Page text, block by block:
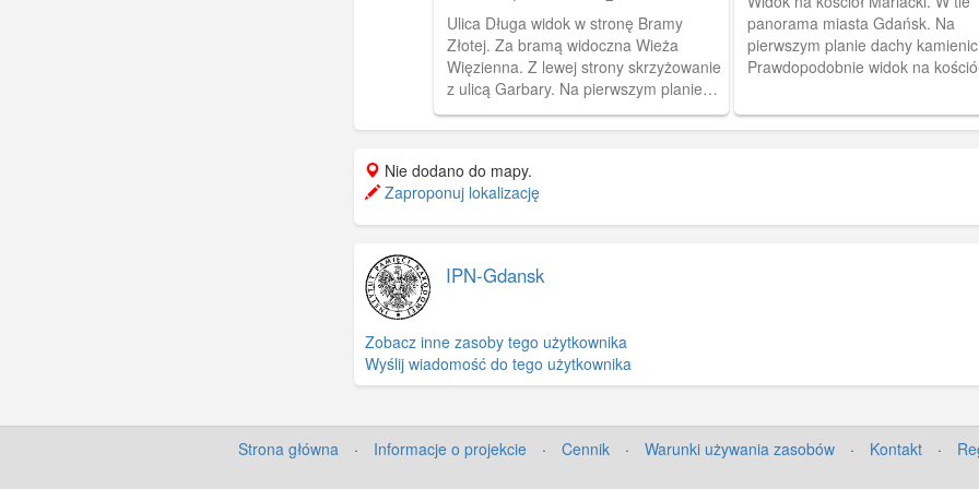
Ulica Długa widok w stronę Bramy
Złotej. Za bramą widoczna Wieża
Więzienna. Z lewej strony skrzyżowanie
z ulicą Garbary. Na pierwszym planie
rowerzysta. Z prawe strony widoczny
chodnik i budynek domu handlowego.
panorama miasta Gdańsk. Na
pierwszym planie dachy
Prawdopodobnie widok na
odwrocie pocztówki pieczątka
z datą 19.12.1904 r.
Nie dodano do mapy.
Zaproponuj lokalizację
IPN-Gdansk
Zobacz inne zasoby tego użytkownika
Wyślij wiadomość do tego użytkownika
Strona główna · Informacje o projekcie · Cennik · Warunki używania zasobów · Kontakt ·